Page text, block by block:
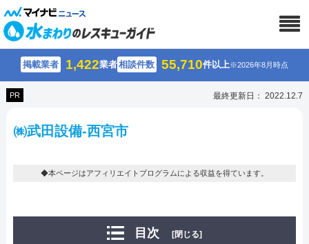
掲載業者 1,422業者相談件数 55,710件以上※2026年8月時点
PR 最終更新日： 2022.12.7
㈱武田設備-西宮市
◆本ページはアフィリエイトプログラムによる収益を得ています。
目次 [閉じる]